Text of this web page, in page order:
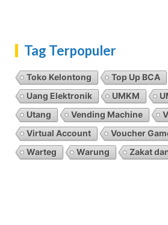
Tag Terpopuler
Toko Kelontong Top Up BCA
Uang Elektronik
UMKM
Utang
Vending Machine
Virtual Account
Voucher
Warteg
Warung Zakat